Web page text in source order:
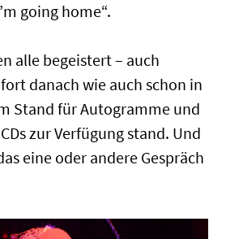
going home“.
alle begeistert – auch
danach wie auch schon in
Stand für Autogramme und
zur Verfügung stand. Und
eine oder andere Gespräch